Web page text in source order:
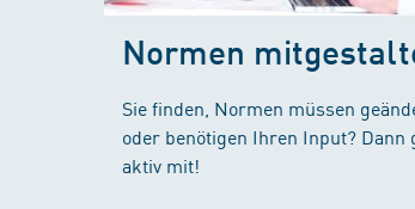
Normen
Sie finden, Normen müssen
oder benötigen Ihren Input? Dann
aktiv mit!